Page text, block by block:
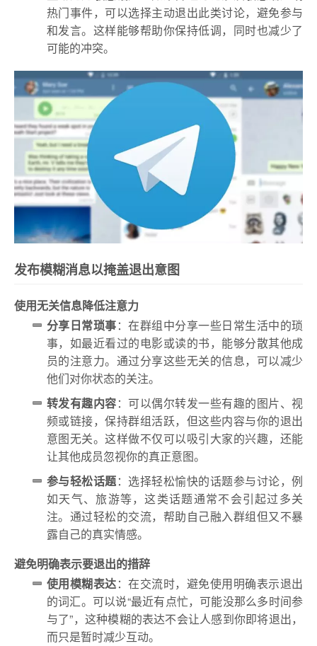
热门事件，可以选择主动退出此类讨论，避免参与
和发言。这样能够帮助你保持低调，同时也减少了
可能的冲突。
发布模糊消息以掩盖退出意图
使用无关信息降低注意力
分享日常琐事：在群组中分享一些日常生活中的琐
事，如最近看过的电影或读的书，能够分散其他成
员的注意力。通过分享这些无关的信息，可以减少
他们对你状态的关注。
转发有趣内容：可以偶尔转发一些有趣的图片、视
频或链接，保持群组活跃，但这些内容与你的退出
意图无关。这样做不仅可以吸引大家的兴趣，还能
让其他成员忽视你的真正意图。
参与轻松话题：选择轻松愉快的话题参与讨论，例
如天气、旅游等，这类话题通常不会引起过多关
注。通过轻松的交流，帮助自己融入群组但又不暴
露自己的真实情感。
避免明确表示要退出的措辞
使用模糊表达：在交流时，避免使用明确表示退出
的词汇。可以说“最近有点忙，可能没那么多时间参
与了”，这种模糊的表达不会让人感到你即将退出，
而只是暂时减少互动。